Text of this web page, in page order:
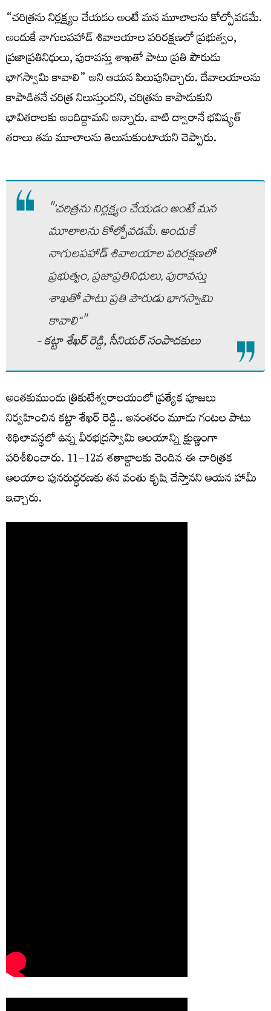
“చరిత్రను నిర్లక్ష్యం చేయడం అంటే మన మూలాలను కోల్పోవడమే.
అందుకే నాగులపహాడ్ శివాలయాల పరిరక్షణలో ప్రభుత్వం,
ప్రజాప్రతినిధులు, పురావస్తు శాఖతో పాటు ప్రతి పౌరుడు
భాగస్వామి కావాలి” అని ఆయన పిలుపునిచ్చారు. దేవాలయాలను
కాపాడితనే చరిత్ర నిలుస్తుందని, చరిత్రను కాపాడుకుని
భావితరాలకు అందిద్దామని అన్నారు. వాటి ద్వారానే భవిష్యత్‌
తరాలు తమ మూలాలను తెలుసుకుంటాయని చెప్పారు.
"’చరిత్రను నిర్లక్ష్యం చేయడం అంటే మన
మూలాలను కోల్పోవడమే. అందుకే
నాగులపహాడ్ శివాలయాల పరిరక్షణలో
ప్రభుత్వం, ప్రజాప్రతినిధులు, పురావస్తు
శాఖతో పాటు ప్రతి పౌరుడు భాగస్వామి
కావాలి‘‘"
- కట్టా శేఖర్‌ రెడ్డి, సీనియర్‌ సంపాదకులు
అంతకుముందు త్రికుటేశ్వరాలయంలో ప్రత్యేక పూజలు
నిర్వహించిన కట్టా శేఖర్ రెడ్డి.. అనంతరం మూడు గంటల పాటు
శిథిలావస్థలో ఉన్న వీరభద్రస్వామి ఆలయాన్ని క్షుణ్ణంగా
పరిశీలించారు. 11–12వ శతాబ్దాలకు చెందిన ఈ చారిత్రక
ఆలయాల పునరుద్ధరణకు తన వంతు కృషి చేస్తానని ఆయన హామీ
ఇచ్చారు.